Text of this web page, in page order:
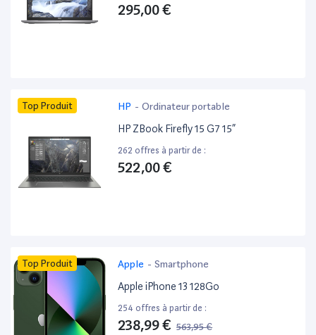
295,00 €
Top Produit HP - Ordinateur portable
HP ZBook Firefly 15 G7 15”
262 offres à partir de :
522,00 €
Top Produit Apple - Smartphone
Apple iPhone 13 128Go
254 offres à partir de :
238,99 € 563,95 €